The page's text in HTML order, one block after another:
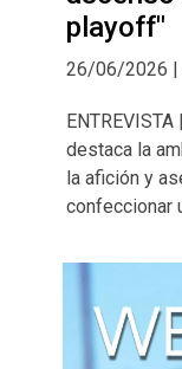
playoff"
26/06/2026 |
destaca la
la afición y
confeccionar